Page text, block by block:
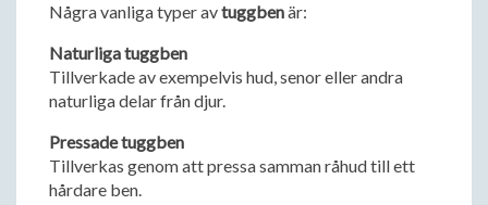
Några vanliga typer avtuggbenär:
Naturliga tuggben
Tillverkade av exempelvis hud, senor eller andra
naturliga delar från djur.
Pressade tuggben
Tillverkas genom att pressa samman råhud till ett
hårdare ben.